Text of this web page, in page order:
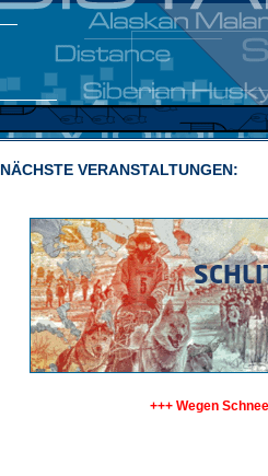
NÄCHSTE VERANSTALTUNGEN:
+++ Wegen